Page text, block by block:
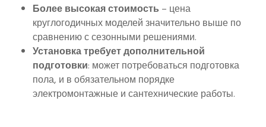
Более высокая стоимость – цена
круглогодичных моделей значительно выше по
сравнению с сезонными решениями.
Установка требует дополнительной
подготовки: может потребоваться подготовка
пола, и в обязательном порядке
электромонтажные и сантехнические работы.